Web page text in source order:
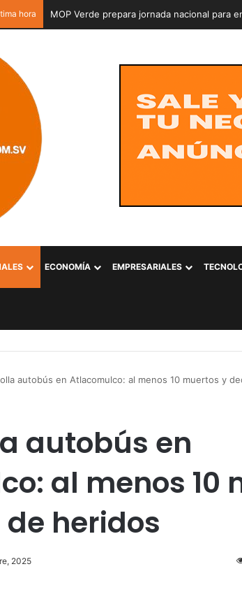
hora MOP Verde prepara jornada nacional para
ECONOMÍA EMPRESARIALES
autobús en Atlacomulco: al menos 10 muertos y
autobús en
al menos 10
heridos
2025